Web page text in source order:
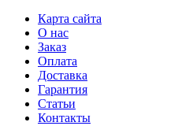
Карта сайта
О нас
Заказ
Оплата
Доставка
Гарантия
Статьи
Контакты